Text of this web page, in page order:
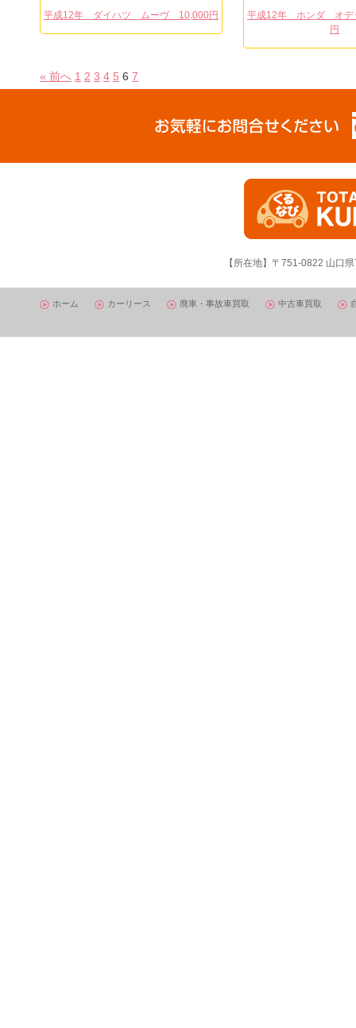
平成12年 ダイハツ ムーヴ 10,000円
平成12年 ホンダ オデ
円
« 前へ 1 2 3 4 5 6 7
【所在地】〒751-0822 山
ホーム カーリース 廃車・事故車買取 中古車買取